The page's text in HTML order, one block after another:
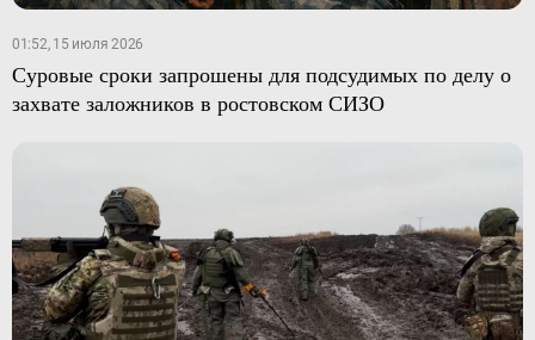
01:52, 15 июля 2026
Суровые сроки запрошены для подсудимых по делу о
захвате заложников в ростовском СИЗО